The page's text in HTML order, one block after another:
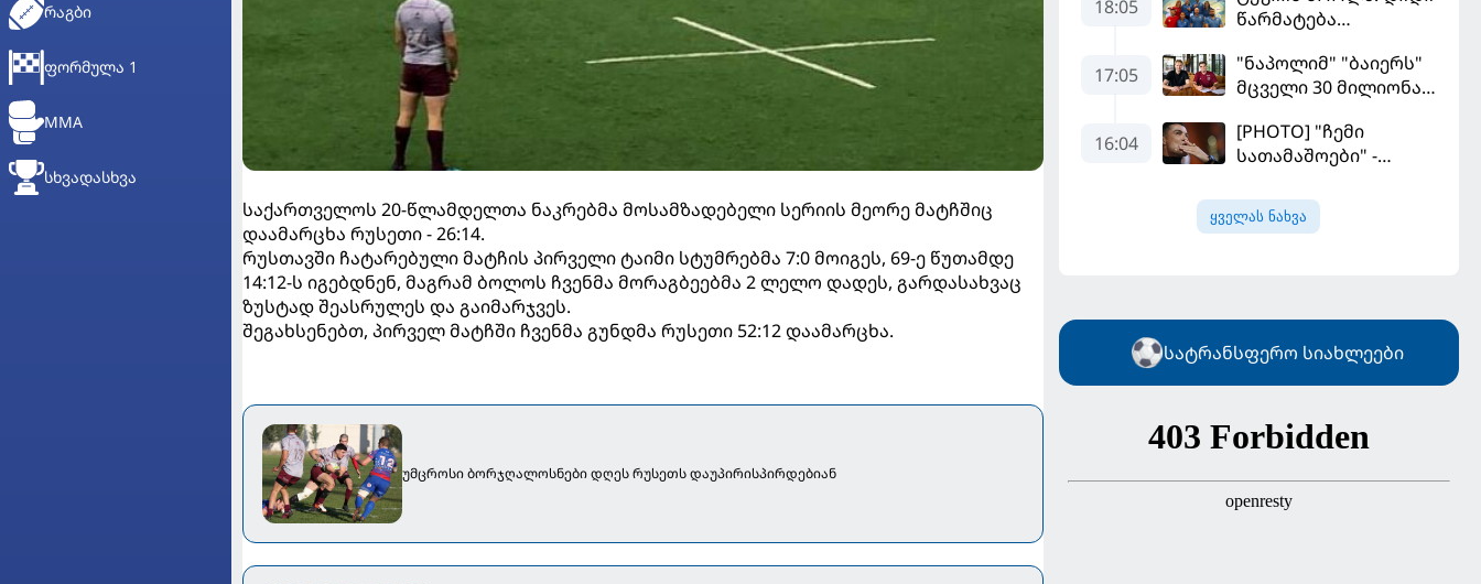
ᲠᲐᲒᲑᲘ
ᲤᲝᲠᲛᲣᲚᲐ 1
MMA
ᲡᲮᲕᲐᲓᲐᲡᲮᲕᲐ
საქართველოს 20-წლამდელთა ნაკრებმა მოსამზადებელი სერიის მეორე მატჩშიც
დაამარცხა რუსეთი - 26:14.
რუსთავში ჩატარებული მატჩის პირველი ტაიმი სტუმრებმა 7:0 მოიგეს, 69-ე წუთამდე
14:12-ს იგებდნენ, მაგრამ ბოლოს ჩვენმა მორაგბეებმა 2 ლელო დადეს, გარდასახვაც
ზუსტად შეასრულეს და გაიმარჯვეს.
შეგახსენებთ, პირველ მატჩში ჩვენმა გუნდმა რუსეთი 52:12 დაამარცხა.
უმცროსი ბორჯღალოსნები დღეს რუსეთს დაუპირისპირდებიან
18:05
წარმატება
17:05
"ნაპოლიმ" "ბაიერს"
მცველი 30 მილიონად
16:04
[PHOTO] "ჩემი
სათამაშოები" -
ძვირფასი ავტოპარკი
აჩვენა
ყველას ნახვა
სატრანსფერო სიახლეები